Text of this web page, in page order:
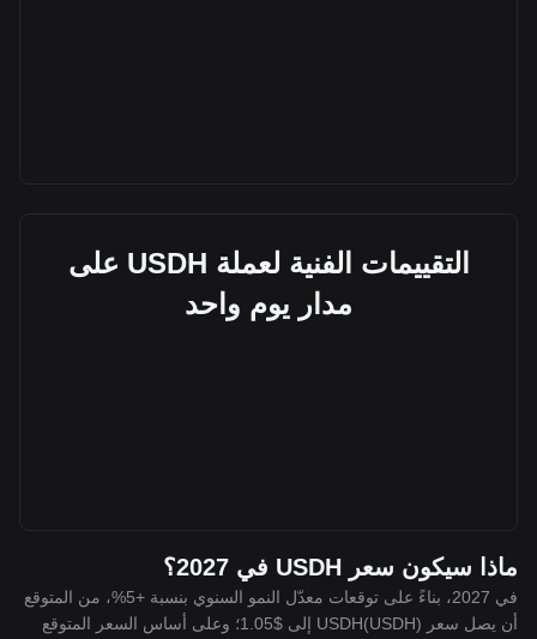
التقييمات الفنية لعملة USDH على
مدار يوم واحد
ماذا سيكون سعر USDH في 2027؟
في 2027، بناءً على توقعات معدّل النمو السنوي بنسبة +5%، من المتوقع
أن يصل سعر USDH(USDH) إلى $1.05؛ وعلى أساس السعر المتوقع